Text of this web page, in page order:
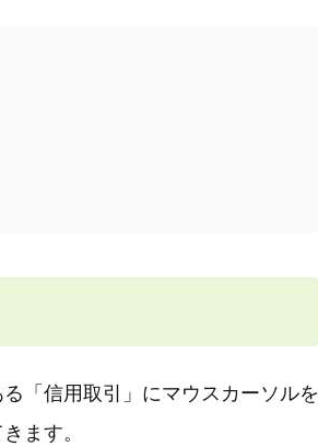
「信用取引」にマウスカーソルを
ます。